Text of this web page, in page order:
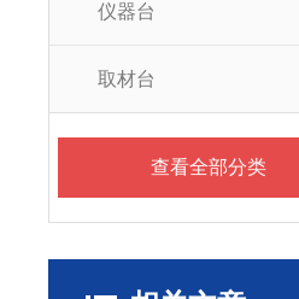
仪器台
取材台
查看全部分类